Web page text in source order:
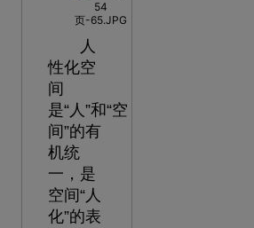
人
性化空
间
是“人”和“空
间”的有
机统
一，是
空间“人
化”的表